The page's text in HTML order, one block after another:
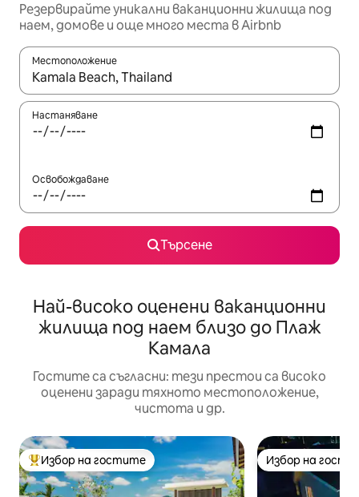
Резервирайте уникални ваканционни жилища под
наем, домове и още много места в Airbnb
Местоположение
Когато резултатите се покажат, използвайте
Настаняване
Освобождаване
Търсене
Най-високо оценени ваканционни
жилища под наем близо до Плаж
Камала
Гостите са съгласни: тези престои са високо
оценени заради тяхното местоположение,
чистота и др.
Най-популярен избор на гостите
Избор на гостите Избор на
Избор на